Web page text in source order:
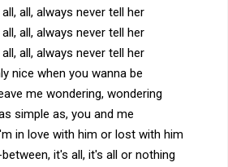
all, always never tell her
all, always never tell her
all, always never tell her
nice when you wanna be
me wondering, wondering
simple as, you and me
in love with him or lost with him
it's all, it's all or nothing